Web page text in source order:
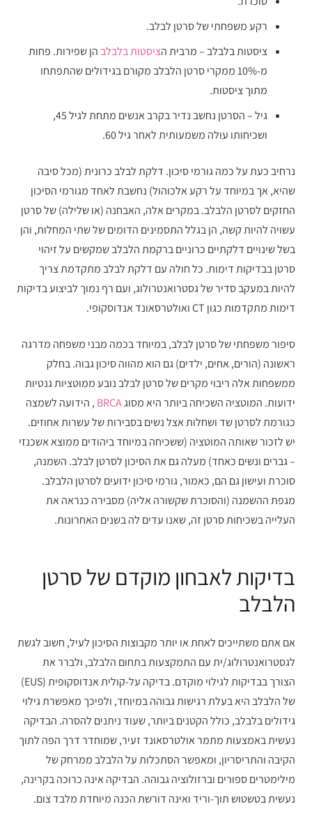
רקע משפחתי של סרטן לבלב.
ציסטות בלבלב – מרבית הציסטות בלבלבהן שפירות. פחות
מ-10% ממקרי סרטן הלבלב מקורם בגידולים שהתפתחו
מתוך ציסטות.
גיל – הסרטן נחשב נדיר בקרב אנשים מתחת לגיל 45,
ושכיחותו עולה משמעותית לאחר גיל 60.
נרחיב כעת על כמה גורמי סיכון. דלקת לבלב כרונית (מכל סיבה
שהיא, אך במיוחד על רקע אלכוהול) נחשבת לאחד מגורמי הסיכון
החזקים לסרטן הלבלב. במקרים אלה, האבחנה (או שלילה) של סרטן
עשויה להיות קשה, הן בגלל התסמינים הדומים של שתי המחלות, והן
בשל שינויים דלקתיים כרוניים ברקמת הלבלב שמקשים על זיהוי
סרטן בבדיקות דימות. כל חולה עם דלקת לבלב מתקדמת צריך
להיות במעקב סדיר של גסטרואנטרולוג, ועם רף נמוך לביצוע בדיקות
דימות מתקדמות כגון CT ואולטרסאונד אנדוסקופי.
סיפור משפחתי של סרטן לבלב, במיוחד בכמה מבני משפחה מדרגה
ראשונה (הורים, אחים, ילדים) גם הוא מהווה סיכון גבוה. בחלק
ממשפחות אלה ריבוי מקרים של סרטן לבלב נובע ממוטציות גנטיות
ידועות. המוטציה השכיחה ביותר היא מסוגBRCA , הידועה לשמצה
כגורמת לסרטן שד ושחלות אצל נשים בסבירות של עשרות אחוזים.
יש לזכור שאותה המוטציה (ששכיחה במיוחד ביהודים ממוצא אשכנזי
– גברים ונשים כאחד) מעלה גם את הסיכון לסרטן לבלב. השמנה,
סוכרת ועישון גם הם, כאמור, גורמי סיכון ידועים לסרטן הלבלב.
מגפת ההשמנה (והסוכרת שקשורה אליה) מסבירה כנראה את
העלייה בשכיחות סרטן זה, שאנו עדים לה בשנים האחרונות.
בדיקות לאבחון מוקדם של סרטן
הלבלב
אם אתם משתייכים לאחת או יותר מקבוצות הסיכון לעיל, חשוב לגשת
לגסטרואנטרולוג/ית עם התמקצעות בתחום הלבלב, ולברר את
הצורך בבדיקות לגילוי מוקדם. בדיקה על-קולית אנדוסקופית (EUS)
של הלבלב היא בעלת רגישות גבוהה במיוחד, ולפיכך מאפשרת גילוי
גידולים בלבלב, כולל הקטנים ביותר, שעוד ניתנים להסרה. הבדיקה
נעשית באמצעות מתמר אולטרסאונד זעיר, שמוחדר דרך הפה לתוך
הקיבה והתריסריון, ומאפשר הסתכלות על הלבלב ממרחק של
מילימטרים ספורים וברזולוציה גבוהה. הבדיקה אינה כרוכה בקרינה,
נעשית בטשטוש תוך-וריד ואינה דורשת הכנה מיוחדת מלבד צום.